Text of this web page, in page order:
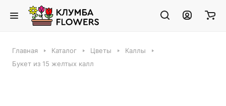
Главная Каталог Цветы
Каллы
Букет из 15 желтых калл